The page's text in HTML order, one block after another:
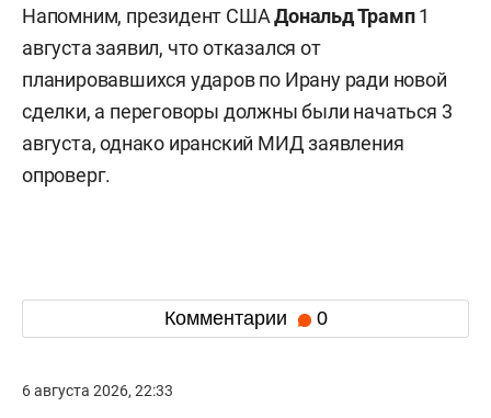
Напомним, президент СШАДональд Трамп1
августа заявил, что отказался от
планировавшихся ударов по Ирану ради новой
сделки, а переговоры должны были начаться 3
августа, однако иранский МИД заявления
опроверг.
Комментарии 0
6 августа 2026, 22:33